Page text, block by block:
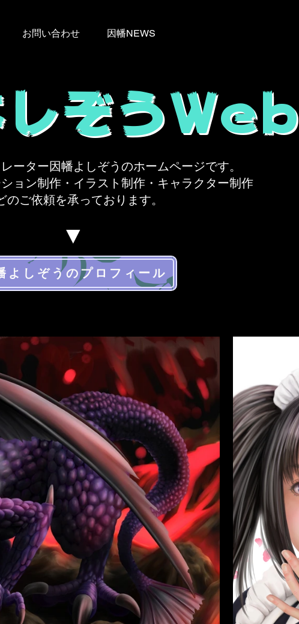
お問い合わせ 因幡NEWS
しぞうWeb
ーター因幡よしぞうのホームページです。
ョン制作・イラスト制作・キャラクター制作
のご依頼を承っております。
​▼
よしぞうのプロフィール